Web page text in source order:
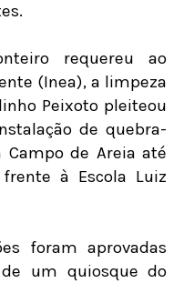
requereu ao
(Inea), a limpeza
Peixoto pleiteou
de quebra-
de Areia até
à Escola Luiz
foram aprovadas
de um quiosque do